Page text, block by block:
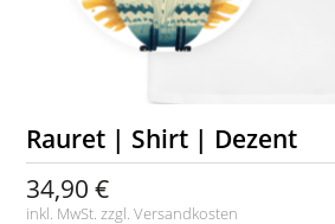
Rauret | Shirt | Dezent
34,90 €
inkl. MwSt. zzgl.Versandkosten